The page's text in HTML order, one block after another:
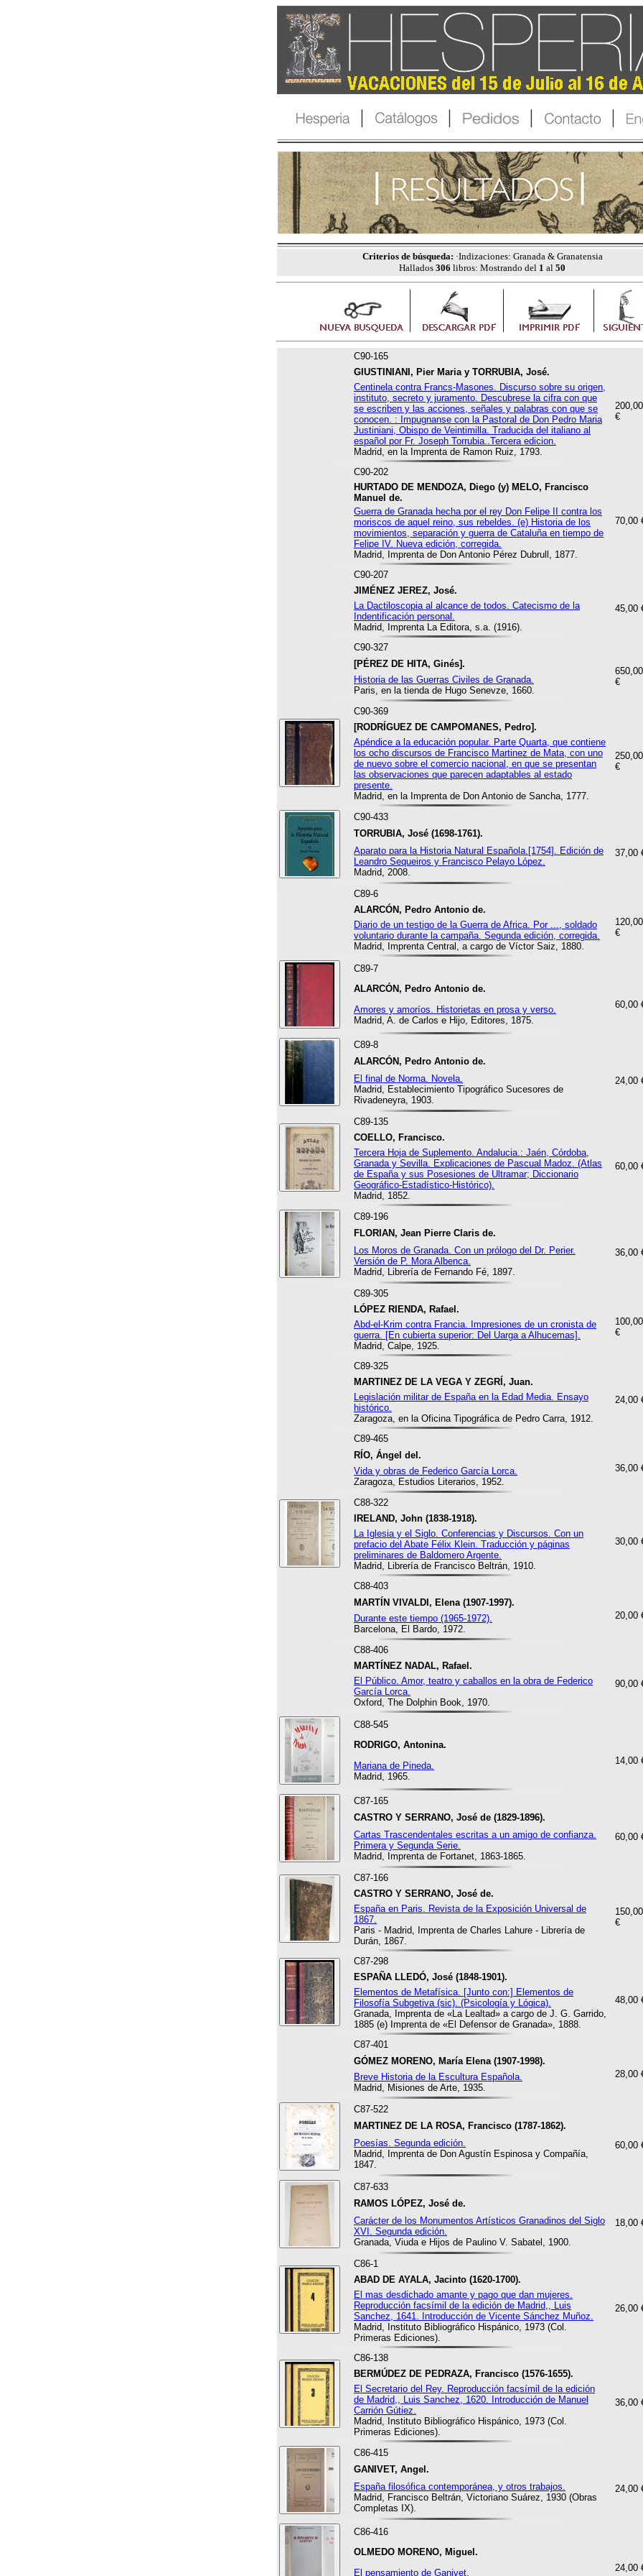
Criterios de búsqueda: ·Indizaciones: Granada & Granatensia
Hallados 306 libros: Mostrando del 1 al 50
C90-165
GIUSTINIANI, Pier Maria y TORRUBIA, José.
200,00
€
Centinela contra Francs-Masones. Discurso sobre su origen,
instituto, secreto y juramento. Descubrese la cifra con que
se escriben y las acciones, señales y palabras con que se
conocen. : Impugnanse con la Pastoral de Don Pedro Maria
Justiniani, Obispo de Veintimilla. Traducida del italiano al
español por Fr. Joseph Torrubia..Tercera edicion.
Madrid, en la Imprenta de Ramon Ruiz, 1793.
C90-202
HURTADO DE MENDOZA, Diego (y) MELO, Francisco
Manuel de.
70,00
Guerra de Granada hecha por el rey Don Felipe II contra los
moriscos de aquel reino, sus rebeldes. (e) Historia de los
movimientos, separación y guerra de Cataluña en tiempo de
Felipe IV. Nueva edición, corregida.
Madrid, Imprenta de Don Antonio Pérez Dubrull, 1877.
C90-207
JIMÉNEZ JEREZ, José.
45,00
La Dactiloscopia al alcance de todos. Catecismo de la
Indentificación personal.
Madrid, Imprenta La Editora, s.a. (1916).
C90-327
[PÉREZ DE HITA, Ginés].
650,00
€
Historia de las Guerras Civiles de Granada.
Paris, en la tienda de Hugo Senevze, 1660.
C90-369
[RODRÍGUEZ DE CAMPOMANES, Pedro].
250,00
€
Apéndice a la educación popular. Parte Quarta, que contiene
los ocho discursos de Francisco Martinez de Mata, con uno
de nuevo sobre el comercio nacional, en que se presentan
las observaciones que parecen adaptables al estado
presente.
Madrid, en la Imprenta de Don Antonio de Sancha, 1777.
C90-433
TORRUBIA, José (1698-1761).
37,00
Aparato para la Historia Natural Española.[1754]. Edición de
Leandro Sequeiros y Francisco Pelayo López.
Madrid, 2008.
C89-6
ALARCÓN, Pedro Antonio de.
120,00
€
Diario de un testigo de la Guerra de Africa. Por ..., soldado
voluntario durante la campaña. Segunda edición, corregida.
Madrid, Imprenta Central, a cargo de Víctor Saiz, 1880.
C89-7
ALARCÓN, Pedro Antonio de.
60,00
Amores y amoríos. Historietas en prosa y verso.
Madrid, A. de Carlos e Hijo, Editores, 1875.
C89-8
ALARCÓN, Pedro Antonio de.
24,00
El final de Norma. Novela.
Madrid, Establecimiento Tipográfico Sucesores de
Rivadeneyra, 1903.
C89-135
COELLO, Francisco.
60,00
Tercera Hoja de Suplemento. Andalucia.: Jaén, Córdoba,
Granada y Sevilla. Explicaciones de Pascual Madoz. (Atlas
de España y sus Posesiones de Ultramar; Diccionario
Geográfico-Estadístico-Histórico).
Madrid, 1852.
C89-196
FLORIAN, Jean Pierre Claris de.
36,00
Los Moros de Granada. Con un prólogo del Dr. Perier.
Versión de P. Mora Albenca.
Madrid, Librería de Fernando Fé, 1897.
C89-305
LÓPEZ RIENDA, Rafael.
100,00
€
Abd-el-Krim contra Francia. Impresiones de un cronista de
guerra. [En cubierta superior: Del Uarga a Alhucemas].
Madrid, Calpe, 1925.
C89-325
MARTINEZ DE LA VEGA Y ZEGRÍ, Juan.
24,00
Legislación militar de España en la Edad Media. Ensayo
histórico.
Zaragoza, en la Oficina Tipográfica de Pedro Carra, 1912.
C89-465
RÍO, Ángel del.
36,00
Vida y obras de Federico García Lorca.
Zaragoza, Estudios Literarios, 1952.
C88-322
IRELAND, John (1838-1918).
30,00
La Iglesia y el Siglo. Conferencias y Discursos. Con un
prefacio del Abate Félix Klein. Traducción y páginas
preliminares de Baldomero Argente.
Madrid, Librería de Francisco Beltrán, 1910.
C88-403
MARTÍN VIVALDI, Elena (1907-1997).
20,00
Durante este tiempo (1965-1972).
Barcelona, El Bardo, 1972.
C88-406
MARTÍNEZ NADAL, Rafael.
90,00
El Público. Amor, teatro y caballos en la obra de Federico
García Lorca.
Oxford, The Dolphin Book, 1970.
C88-545
RODRIGO, Antonina.
14,00
Mariana de Pineda.
Madrid, 1965.
C87-165
CASTRO Y SERRANO, José de (1829-1896).
60,00
Cartas Trascendentales escritas a un amigo de confianza.
Primera y Segunda Serie.
Madrid, Imprenta de Fortanet, 1863-1865.
C87-166
CASTRO Y SERRANO, José de.
150,00
€
España en Paris. Revista de la Exposición Universal de
1867.
Paris - Madrid, Imprenta de Charles Lahure - Librería de
Durán, 1867.
C87-298
ESPAÑA LLEDÓ, José (1848-1901).
48,00
Elementos de Metafísica. [Junto con:] Elementos de
Filosofía Subgetiva (sic). (Psicología y Lógica).
Granada, Imprenta de «La Lealtad» a cargo de J. G. Garrido,
1885 (e) Imprenta de «El Defensor de Granada», 1888.
C87-401
GÓMEZ MORENO, María Elena (1907-1998).
28,00
Breve Historia de la Escultura Española.
Madrid, Misiones de Arte, 1935.
C87-522
MARTINEZ DE LA ROSA, Francisco (1787-1862).
60,00
Poesías. Segunda edición.
Madrid, Imprenta de Don Agustín Espinosa y Compañía,
1847.
C87-633
RAMOS LÓPEZ, José de.
18,00
Carácter de los Monumentos Artísticos Granadinos del Siglo
XVI. Segunda edición.
Granada, Viuda e Hijos de Paulino V. Sabatel, 1900.
C86-1
ABAD DE AYALA, Jacinto (1620-1700).
26,00
El mas desdichado amante y pago que dan mujeres.
Reproducción facsímil de la edición de Madrid,, Luis
Sanchez, 1641. Introducción de Vicente Sánchez Muñoz.
Madrid, Instituto Bibliográfico Hispánico, 1973 (Col.
Primeras Ediciones).
C86-138
BERMÚDEZ DE PEDRAZA, Francisco (1576-1655).
36,00
El Secretario del Rey. Reproducción facsímil de la edición
de Madrid,, Luis Sanchez, 1620. Introducción de Manuel
Carrión Gútiez.
Madrid, Instituto Bibliográfico Hispánico, 1973 (Col.
Primeras Ediciones).
C86-415
GANIVET, Angel.
24,00
España filosófica contemporánea, y otros trabajos.
Madrid, Francisco Beltrán, Victoriano Suárez, 1930 (Obras
Completas IX).
C86-416
OLMEDO MORENO, Miguel.
24,00
El pensamiento de Ganivet.